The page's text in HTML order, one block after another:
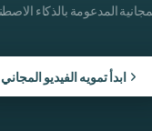
ابدأ تمويه الفيديو المجاني